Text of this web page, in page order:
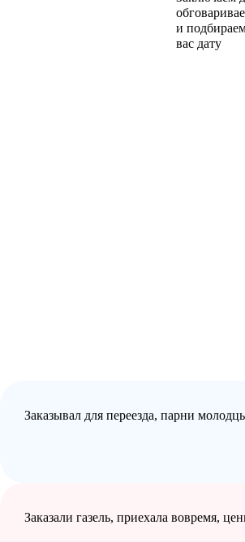
и
вас дату
Заказывал для переезда, парни
Заказали газель, приехала вовремя,